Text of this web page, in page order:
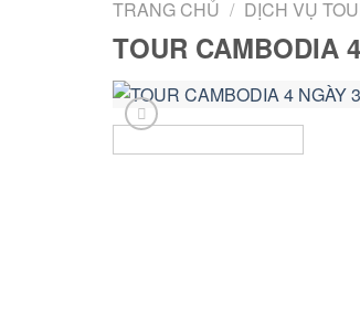
TRANG CHỦ / DỊCH VỤ
TOUR CAMBODIA